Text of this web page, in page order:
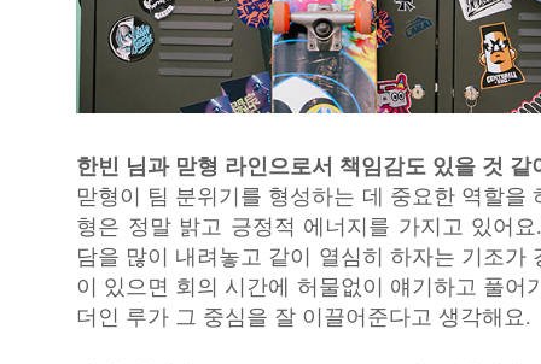
한빈 님과 맏형 라인으로서 책임감도 있을 것 같
맏형이 팀 분위기를 형성하는 데 중요한 역할을
형은 정말 밝고 긍정적 에너지를 가지고 있어
담을 많이 내려놓고 같이 열심히 하자는 기조가
이 있으면 회의 시간에 허물없이 얘기하고 풀어
더인 루가 그 중심을 잘 이끌어준다고 생각해요.